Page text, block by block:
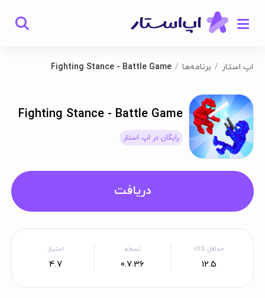
اپ استار برنامه‌ها Fighting Stance - Battle Game
Fighting Stance - Battle Game
رایگان در اپ استار
دریافت
حداقل iOS
12.5
نسخه
0.7.36
امتیاز
4.7